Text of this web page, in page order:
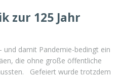
zur 125 Jahr
und damit Pandemie-bedingt ein
die ohne große öffentliche
Gefeiert wurde trotzdem